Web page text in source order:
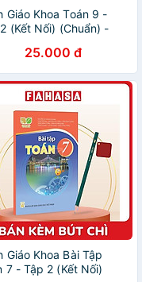
Giáo Khoa Toán 9 -
(Kết Nối) (Chuẩn) -
25.000 đ
Giáo Khoa Bài Tập
7 - Tập 2 (Kết Nối)